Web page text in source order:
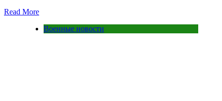
Read More
Военные новости